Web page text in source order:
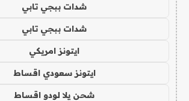
شدات ببجي تابي
شدات ببجي تابي
ايتونز امريكي
ايتونز سعودي اقساط
شحن يلا لودو اقساط